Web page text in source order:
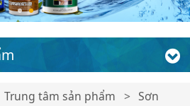
Trung tâm sản phẩm > Sơn